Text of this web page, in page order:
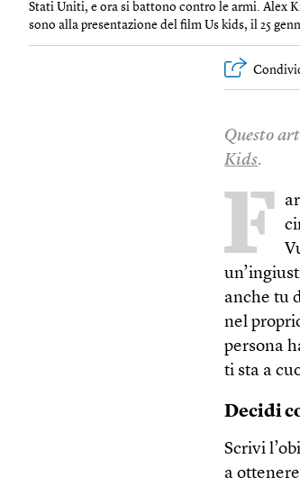
Stati Uniti, e ora si battono contro le armi. Alex
sono alla presentazione del film Us kids, il 25
Questo
Kids.
F
anche tu
nel
persona
ti sta a
Decidi
Scrivi
a